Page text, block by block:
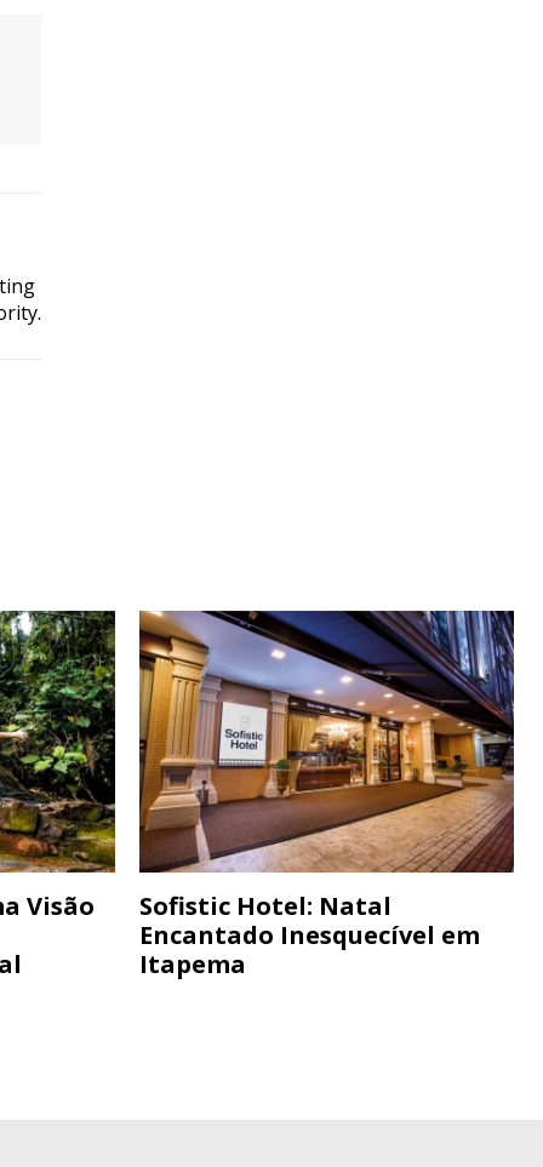
Visão
Sofistic Hotel: Natal
Encantado Inesquecível em
Itapema